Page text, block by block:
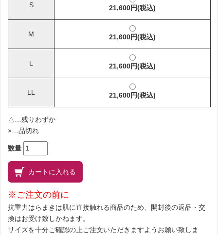
S 21,600円(税込)
M 21,600円(税込)
L 21,600円(税込)
LL 21,600円(税込)
△…残りわずか
×…品切れ
数量
カートに入れる
※ご注文の前に
抗重力はらまきは肌に直接触れる商品のため、開封後の返品・交
換はお受け致しかねます。
サイズを十分ご確認の上ご注文いただきますようお願い致しま